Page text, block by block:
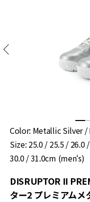
Color: Metallic Silver
Size: 25.0 / 25.5 / 26.0
30.0 / 31.0cm (men‘s)
DISRUPTOR II
ター2 プレミアム